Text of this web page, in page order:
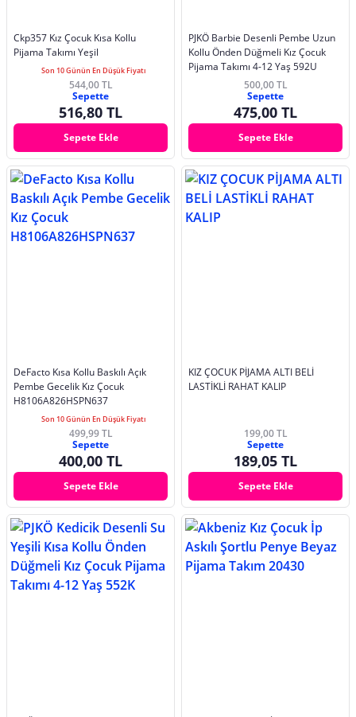
Ckp357 Kız Çocuk Kısa Kollu
Pijama Takımı Yeşil
Son 10 Günün En Düşük Fiyatı
544,00 TL
Sepette
516,80 TL
Sepete Ekle
PJKÖ Barbie Desenli Pembe Uzun
Kollu Önden Düğmeli Kız Çocuk
Pijama Takımı 4-12 Yaş 592U
500,00 TL
Sepette
475,00 TL
Sepete Ekle
DeFacto Kısa Kollu Baskılı Açık
Pembe Gecelik Kız Çocuk
H8106A826HSPN637
Son 10 Günün En Düşük Fiyatı
499,99 TL
Sepette
400,00 TL
Sepete Ekle
KIZ ÇOCUK PİJAMA ALTI BELİ
LASTİKLİ RAHAT KALIP
199,00 TL
Sepette
189,05 TL
Sepete Ekle